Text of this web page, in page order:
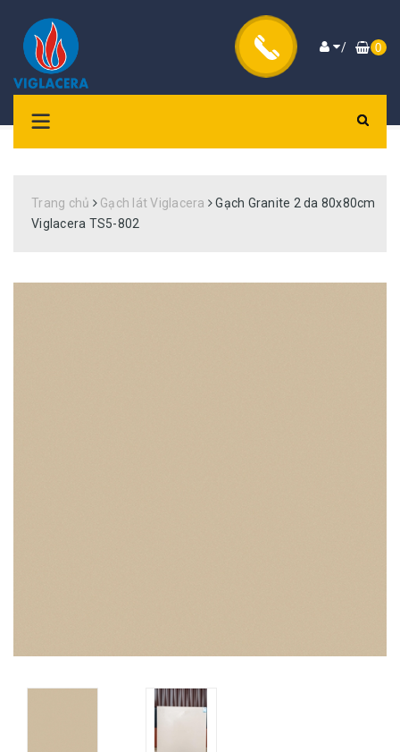
/ 0
Trang chủ Gạch lát Viglacera
Gạch Granite 2 da 80x80cm
Viglacera TS5-802